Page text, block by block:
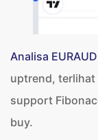
Analisa EURAUD
uptrend, terlihat
support
buy.